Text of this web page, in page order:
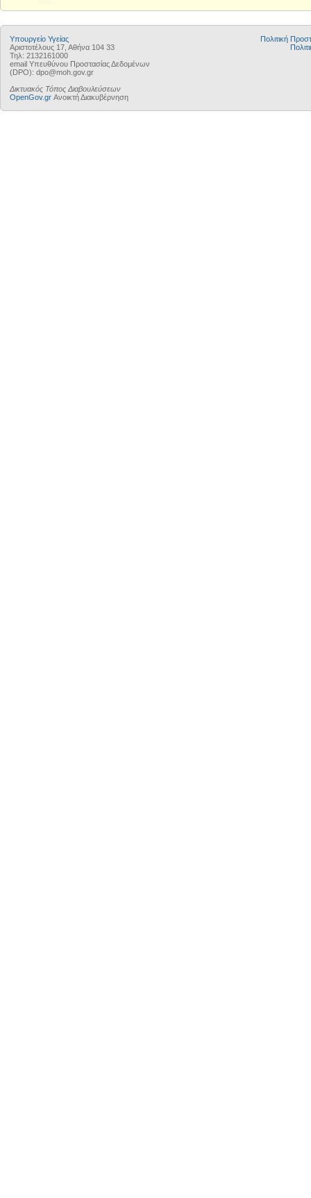
Υπουργείο Υγείας
Αριστοτέλους 17, Αθήνα 104 33
Τηλ: 2132161000
email Υπευθύνου Προστασίας Δεδομένων
(DPO): dpo@moh.gov.gr
Δικτυακός Τόπος Διαβουλεύσεων
OpenGov.gr Ανοικτή Διακυβέρνηση
Πολιτική